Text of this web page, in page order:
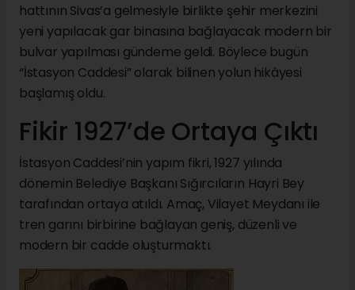
hattının Sivas’a gelmesiyle birlikte şehir merkezini
yeni yapılacak gar binasına bağlayacak modern bir
bulvar yapılması gündeme geldi. Böylece bugün
“İstasyon Caddesi” olarak bilinen yolun hikâyesi
başlamış oldu.
Fikir 1927’de Ortaya Çıktı
İstasyon Caddesi’nin yapım fikri, 1927 yılında
dönemin Belediye Başkanı Sığırcıların Hayri Bey
tarafından ortaya atıldı. Amaç, Vilayet Meydanı ile
tren garını birbirine bağlayan geniş, düzenli ve
modern bir cadde oluşturmaktı.